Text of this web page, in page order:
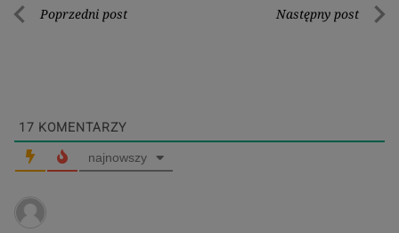
Nawigacja
Poprzedni post Następny post
17 KOMENTARZY
najnowszy